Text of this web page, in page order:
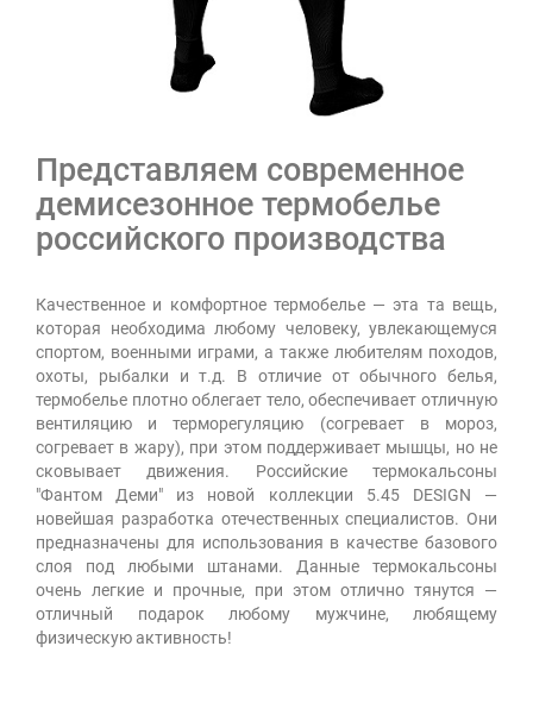
Представляем современное
демисезонное термобелье
российского производства
Качественное и комфортное термобелье — эта та вещь,
которая необходима любому человеку, увлекающемуся
спортом, военными играми, а также любителям походов,
охоты, рыбалки и т.д. В отличие от обычного белья,
термобелье плотно облегает тело, обеспечивает отличную
вентиляцию и терморегуляцию (согревает в мороз,
согревает в жару), при этом поддерживает мышцы, но не
сковывает движения. Российские термокальсоны
"Фантом Деми" из новой коллекции 5.45 DESIGN —
новейшая разработка отечественных специалистов. Они
предназначены для использования в качестве базового
слоя под любыми штанами. Данные термокальсоны
очень легкие и прочные, при этом отлично тянутся —
отличный подарок любому мужчине, любящему
физическую активность!